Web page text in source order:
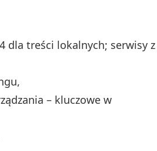
dla treści lokalnych; serwisy z
– kluczowe w